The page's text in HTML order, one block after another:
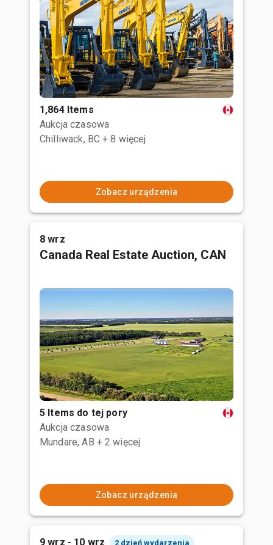
1,864 Items
Aukcja czasowa
Chilliwack, BC + 8 więcej
Zobacz urządzenia
8 wrz
Canada Real Estate Auction, CAN
5 Items do tej pory
Aukcja czasowa
Mundare, AB + 2 więcej
Zobacz urządzenia
9 wrz - 10 wrz 2 dzień wydarzenia